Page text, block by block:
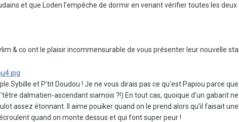
et que Loden l'empêche de dormir en venant vérifier toutes les deux
& co ont le plaisir incommensurable de vous présenter leur nouvelle
Sybille et P'tit Doudou ! Je ne vous dirais pas ce qu'est Papiou parce
dalmatien-ascendant siamois ?!) En tout cas, quoique d'un gabarit
assez étonnant. Il aime pouiker quand on le prend alors qu'il faisait
quand on monte dessus et qui font super peur !